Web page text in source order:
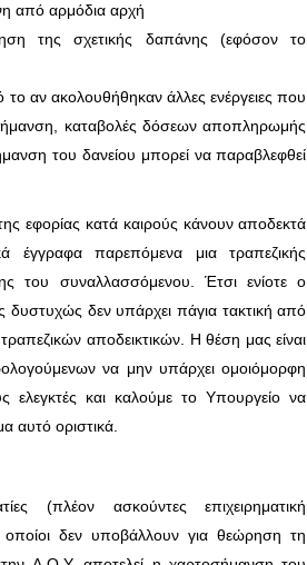
από αρμόδια αρχή
της σχετικής δαπάνης (εφόσον το
το αν ακολουθήθηκαν άλλες ενέργειες που
καταβολές δόσεων αποπληρωμής
του δανείου μπορεί να παραβλεφθεί
εφορίας κατά καιρούς κάνουν αποδεκτά
έγγραφα παρεπόμενα μια τραπεζικής
του συναλλασσόμενου. Έτσι ενίοτε ο
δεν υπάρχει πάγια τακτική από
αποδεικτικών. Η θέση μας είναι
να μην υπάρχει ομοιόμορφη
ελεγκτές και καλούμε το Υπουργείο να
αυτό οριστικά.
(πλέον ασκούντες επιχειρηματική
δεν υποβάλλουν για θεώρηση τη